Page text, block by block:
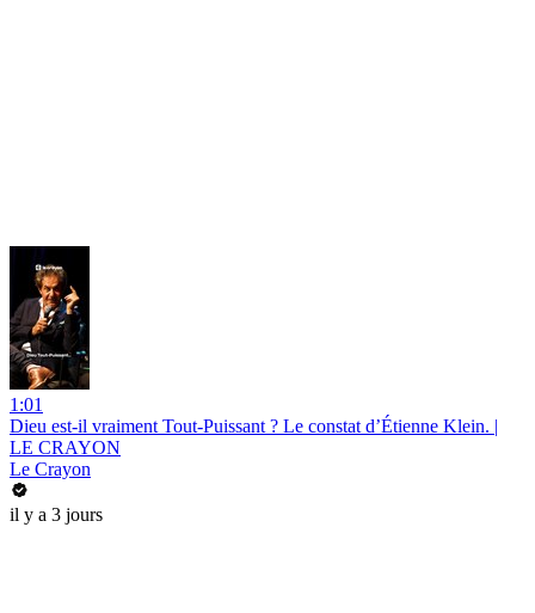
1:01
Dieu est-il vraiment Tout-Puissant ? Le constat d’Étienne Klein. |
LE CRAYON
Le Crayon
il y a 3 jours